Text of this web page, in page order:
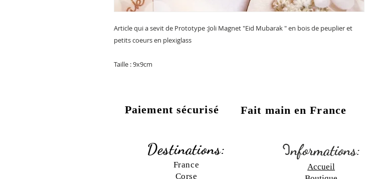
Article qui a sevit de Prototype :Joli Magnet "Eid Mubarak " en bois de peuplier et
petits coeurs en plexiglass
Taille : 9x9cm
Paiement sécurisé Fait main en France
Destinations:
France
Corse
Informations:
Accueil